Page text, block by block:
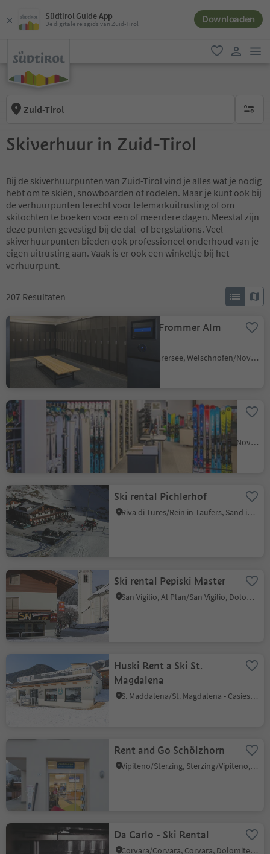
Südtirol Guide App
De digitale reisgids van Zuid-Tirol Downloaden
favoriet
Zuid-Tirol geen
Skiverhuur in Zuid-Tirol
Bij de skiverhuurpunten van Zuid-Tirol vind je alles wat je nodig
hebt om te skiën, snowboarden of rodelen. Maar je kunt ook bij
de verhuurpunten terecht voor telemarkuitrusting of om
skitochten te boeken voor een of meerdere dagen. Meestal zijn
deze punten gevestigd bij de dal- of bergstations. Veel
skiverhuurpunten bieden ook professioneel onderhoud van je
eigen uitrusting aan. Vaak is er ook een winkeltje bij het
verhuurpunt.
207 Resultaten
Ski depot Frommer Alm
hut
Carezza/Karersee, Welschnofen/Nova Levante, Dolomites Region Eggental
Ski Rent Service
Frommeralm
Carezza/Karersee, Welschnofen/Nova Levante, Dolomites Region Eggental
Ski rental Pichlerhof
Riva di Tures/Rein in Taufers, Sand in Taufers/Campo Tures, Ahrntal/Valle Aurina
Ski rental Pepiski Master
San Vigilio, Al Plan/San Vigilio, Dolomites Region Kronplatz/Plan de Corones
Huski Rent a Ski St.
Magdalena
S. Maddalena/St. Magdalena - Casies/Gsies, Gsies/Valle di Casies
Rent and Go Schölzhorn
Vipiteno/Sterzing, Sterzing/Vipiteno, Sterzing/Vipiteno and environs
Da Carlo - Ski Rental
Corvara/Corvara, Corvara, Dolomites Region Alta Badia